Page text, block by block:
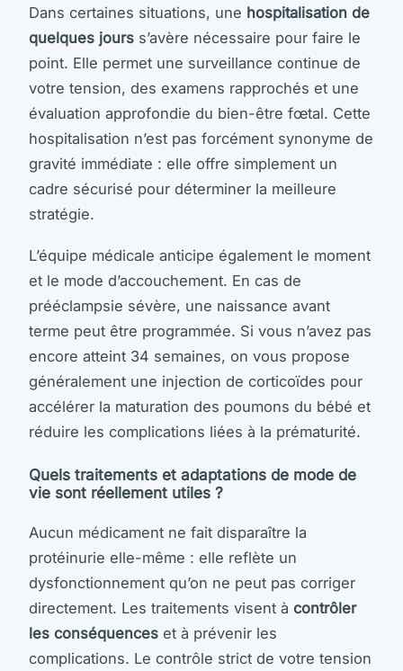
Dans certaines situations, une hospitalisation de
quelques jours s’avère nécessaire pour faire le
point. Elle permet une surveillance continue de
votre tension, des examens rapprochés et une
évaluation approfondie du bien-être fœtal. Cette
hospitalisation n’est pas forcément synonyme de
gravité immédiate : elle offre simplement un
cadre sécurisé pour déterminer la meilleure
stratégie.
L’équipe médicale anticipe également le moment
et le mode d’accouchement. En cas de
prééclampsie sévère, une naissance avant
terme peut être programmée. Si vous n’avez pas
encore atteint 34 semaines, on vous propose
généralement une injection de corticoïdes pour
accélérer la maturation des poumons du bébé et
réduire les complications liées à la prématurité.
Quels traitements et adaptations de mode de
vie sont réellement utiles ?
Aucun médicament ne fait disparaître la
protéinurie elle-même : elle reflète un
dysfonctionnement qu’on ne peut pas corriger
directement. Les traitements visent à contrôler
les conséquences et à prévenir les
complications. Le contrôle strict de votre tension